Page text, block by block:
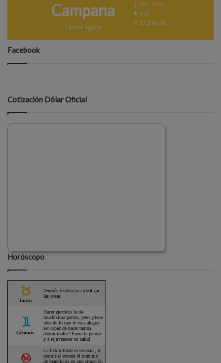
Campana
Lluvia ligera
11º - 11º%
91%
37.5 km/h
Facebook
Cotización Dólar Oficial
Horóscopo